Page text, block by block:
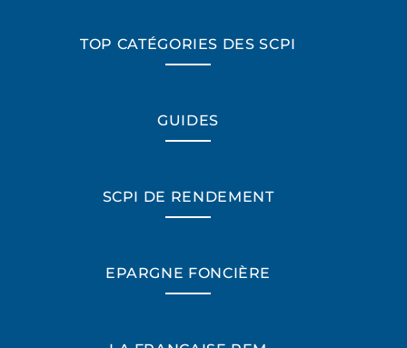
TOP CATÉGORIES DES SCPI
GUIDES
SCPI DE RENDEMENT
EPARGNE FONCIÈRE